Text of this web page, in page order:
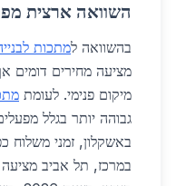
השוואה ארצית
בהשוואה למתכות
מציעה מחירים דומים
מיקום פנימי. לעומת
גבוהה יותר בגלל
במרכז, תל אביב מציעה